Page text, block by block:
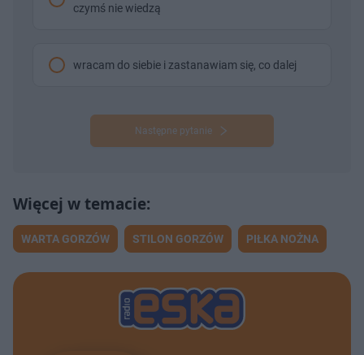
czymś nie wiedzą
wracam do siebie i zastanawiam się, co dalej
Następne pytanie
WARTA GORZÓW STILON GORZÓW PIŁKA NOŻNA